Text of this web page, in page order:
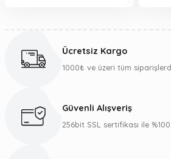
Ücretsiz Kargo
1000₺ ve üzeri tüm
Güvenli Alışveriş
256bit SSL sertifikası ile